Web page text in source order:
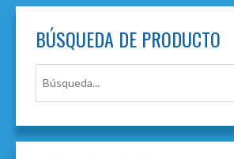
BÚSQUEDA DE PRODUCTO